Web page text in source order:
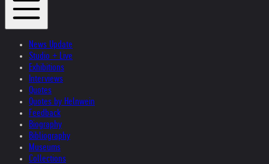
News Update
Studio + Live
Exhibitions
Interviews
Quotes
Quotes by Helnwein
Feedback
Biography
Bibliography
Museums
Collections